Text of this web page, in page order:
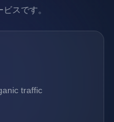
スです。
traffic